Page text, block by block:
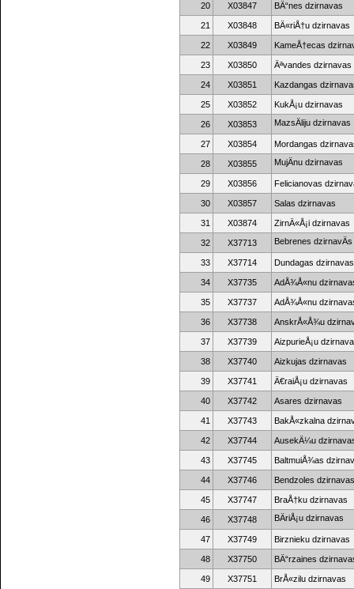
20 X03847 BÄ“nes dzirnavas
21 X03848 BÄ«riÅ†u dzirnavas
22 X03849 KameÅ†ecas
23 X03850 Äªvandes dzirnavas
24 X03851 Kazdangas
25 X03852 KukÅ¡u dzirnavas
26 X03853 MazsÄliju dzirnavas
27 X03854 Mordangas
28 X03855 MujÄnu dzirnavas
29 X03856 Felicianovas
30 X03857 Salas dzirnavas
31 X03874 ZirnÄ«Å¡i dzirnavas
32 X37713 Bebrenes dzirnavÄs
33 X37714 Dundagas dzirnavas
34 X37735 AdÅ¾Å«nu
35 X37737 AdÅ¾Å«nu
36 X37738 AnskrÅ«Å¾u
37 X37739 AizpurieÅ¡u
38 X37740 Aizkujas dzirnavas
39 X37741 Ä€raiÅ¡u dzirnavas
40 X37742 Asares dzirnavas
41 X37743 BakÅ«zkalna
42 X37744 AusekÄ¼u
43 X37745 BaltmuiÅ¾as
44 X37746 Bendzoles dzirnavas
45 X37747 BraÅ†ku dzirnavas
46 X37748 BÄriÅ¡u dzirnavas
47 X37749 Birznieku dzirnavas
48 X37750 BÄ“rzaines
49 X37751 BrÅ«zilu dzirnavas